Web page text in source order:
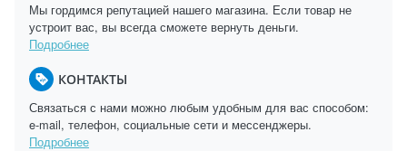
Мы гордимся репутацией нашего магазина. Если товар не
устроит вас, вы всегда сможете вернуть деньги.
Подробнее
КОНТАКТЫ
Связаться с нами можно любым удобным для вас способом:
e-mail, телефон, социальные сети и мессенджеры.
Подробнее